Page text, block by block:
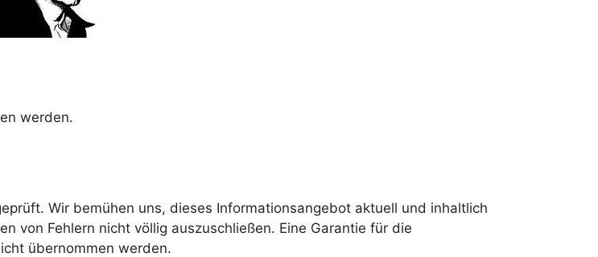
werden.
Wir bemühen uns, dieses Informationsangebot aktuell und inhaltlich
von Fehlern nicht völlig auszuschließen. Eine Garantie für die
übernommen werden.